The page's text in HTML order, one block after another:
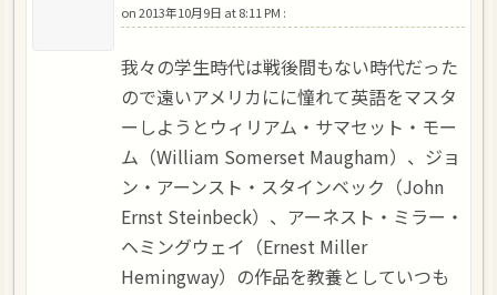
on2013年10月9日 at 8:11 PM :
我々の学生時代は戦後間もない時代だった
ので遠いアメリカにに憧れて英語をマスタ
ーしようとウィリアム・サマセット・モー
ム（William Somerset Maugham）、ジョ
ン・アーンスト・スタインベック（John
Ernst Steinbeck）、アーネスト・ミラー・
ヘミングウェイ（Ernest Miller
Hemingway）の作品を教養としていつも